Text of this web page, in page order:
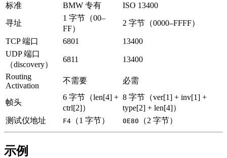
标准 BMW 专有 ISO 13400
寻址
1 字节（00–
FF）
2 字节（0000–FFFF）
TCP 端口 6801
13400
UDP 端口
（discovery）
6811
13400
Routing
Activation
不需要 必需
帧头
6 字节（len[4] +
ctrl[2]）
8 字节（ver[1] + inv[1] +
type[2] + len[4]）
测试仪地址
F4 （1 字节） 0E80 （2 字节）
示例